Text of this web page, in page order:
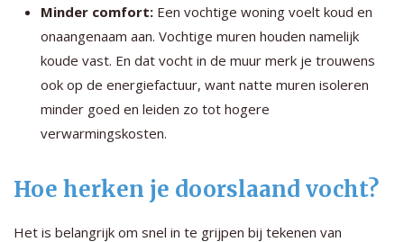
Minder comfort: Een vochtige woning voelt koud en
onaangenaam aan. Vochtige muren houden namelijk
koude vast. En dat vocht in de muur merk je trouwens
ook op de energiefactuur, want natte muren isoleren
minder goed en leiden zo tot hogere
verwarmingskosten.
Hoe herken je doorslaand vocht?
Het is belangrijk om snel in te grijpen bij tekenen van